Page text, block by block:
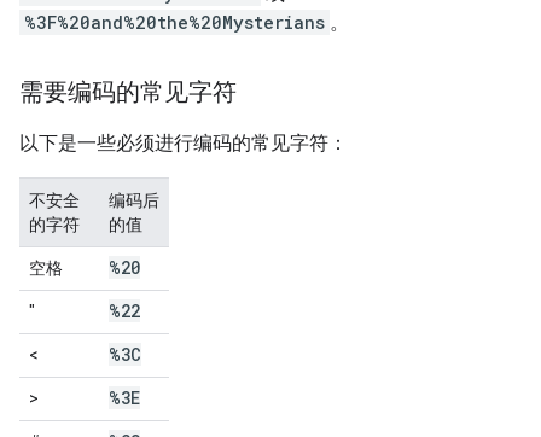
%3F%20and%20the%20Mysterians 。
需要编码的常见字符
以下是一些必须进行编码的常见字符：
不安全
的字符
编码后
的值
空格 %20
" %22
< %3C
> %3E